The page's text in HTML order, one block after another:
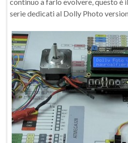
serie dedicati al Dolly Photo